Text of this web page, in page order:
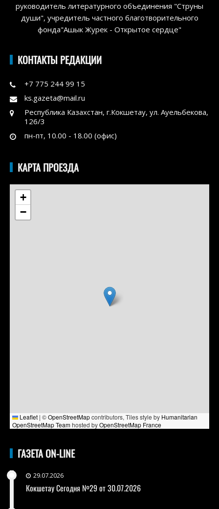
руководитель литературного объединения "Струны
души", учредитель частного благотворительного
фонда"Ашык Журек - Открытое сердце"
КОНТАКТЫ РЕДАКЦИИ
+7 775 244 99 15
ks.gazeta@mail.ru
Республика Казахстан, г.Кокшетау, ул. Ауельбекова,
126/3
пн-пт, 10.00 - 18.00 (офис)
КАРТА ПРОЕЗДА
+
−
Leaflet | ©OpenStreetMapcontributors, Tiles style by Humanitarian
OpenStreetMap Teamhosted byOpenStreetMap France
ГАЗЕТА ON-LINE
29.07.2026
Кокшетау Сегодня №29 от 30.07.2026